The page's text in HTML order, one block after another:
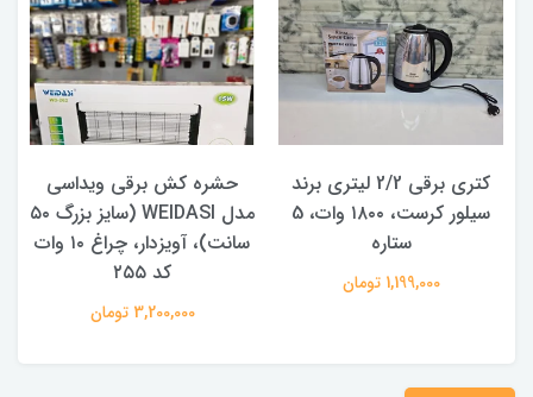
کتری برقی 2/2 لیتری برند
سیلور کرست، ۱۸۰۰ وات، 5
ستاره
1,199,000 تومان
حشره کش برقی ویداسی
مدل WEIDASI (سایز بزرگ ۵۰
سانت)، آویزدار، چراغ ۱۰ وات
کد ۲۵۵
3,200,000 تومان